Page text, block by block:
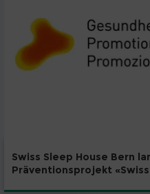
Swiss Sleep House Bern
Präventionsprojekt